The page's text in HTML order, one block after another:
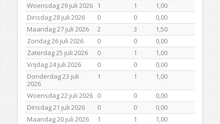
Woensdag 29 juli 2026 1 1
1,00
Dinsdag 28 juli 2026
0 0
0,00
Maandag 27 juli 2026
2 3
1,50
Zondag 26 juli 2026
0 0
0,00
Zaterdag 25 juli 2026
0 1
1,00
Vrijdag 24 juli 2026
0 0
0,00
Donderdag 23 juli
2026
1 1 1,00
Woensdag 22 juli 2026 0 0
0,00
Dinsdag 21 juli 2026
0 0
0,00
Maandag 20 juli 2026
1 1
1,00